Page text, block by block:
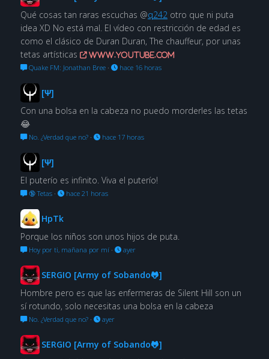
Qué cosas tan raras escuchas @q242 otro que ni puta
idea XD No está mal. El vídeo con restricción de edad es
como el clásico de Duran Duran, The chauffeur, por unas
tetas artísticas
www.youtube.com
Quake FM: Jonathan Bree· hace 16 horas
[Ψ]
Con una bolsa en la cabeza no puedo morderles las tetas
😂
No. ¿Verdad que no?· hace 17 horas
[Ψ]
El puterío es infinito. Viva el puterío!
🔞 Tetas· hace 21 horas
HpTk
Porque los niños son unos hijos de puta.
Hoy por ti, mañana por mí· ayer
SERGIO [Army of Sobando🐸]
Hombre pero es que las enfermeras de Silent Hill son un
sí rotundo, solo necesitas una bolsa en la cabeza
No. ¿Verdad que no?· ayer
SERGIO [Army of Sobando🐸]